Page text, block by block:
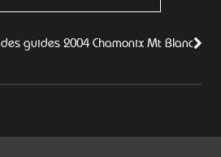
guides 2004 Chamonix Mt Blanc